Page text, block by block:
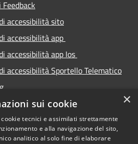
accessibilità sito
accessibilità app
accessibilità app Ios
accessibilità Sportello Telematico
×
sui cookie
tecnici e assimilati strettamente
e alla navigazione del sito,
analitico al solo fine di elaborare